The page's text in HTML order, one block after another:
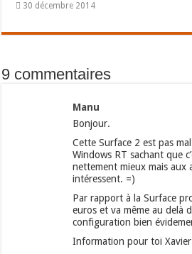
30 décembre 2014
9 commentaires
Manu
Bonjour.
Cette Surface 2 est pas
Windows RT sachant que
nettement mieux mais aux
intéressent. =)
Par rapport à la Surface
euros et va même au delà
configuration bien
Information pour toi